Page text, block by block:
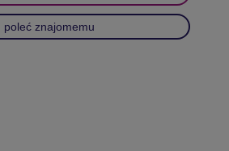
poleć znajomemu